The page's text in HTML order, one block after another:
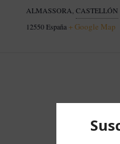
ALMASSORA CASTELLÓN
12550 España + Google Map